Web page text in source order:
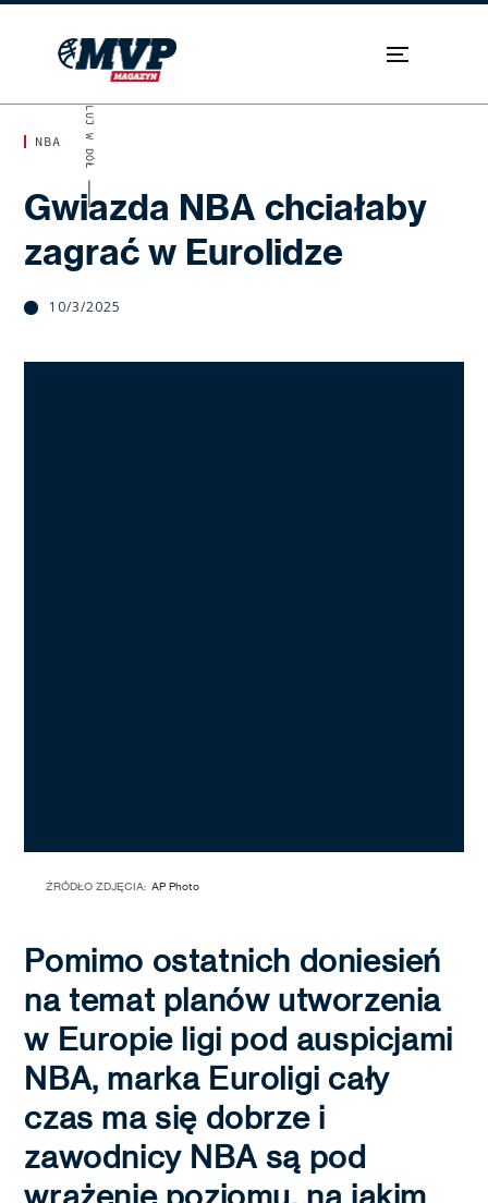
NBA
Gwiazda NBA chciałaby
zagrać w Eurolidze
10/3/2025
SKROLUJ W DÓŁ
ŹRÓDŁO ZDJĘCIA: AP Photo
Pomimo ostatnich doniesień
na temat planów utworzenia
w Europie ligi pod auspicjami
NBA, marka Euroligi cały
czas ma się dobrze i
zawodnicy NBA są pod